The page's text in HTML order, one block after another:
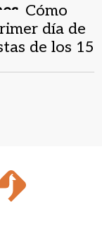
Cómo
día de
de los 15
San Juan